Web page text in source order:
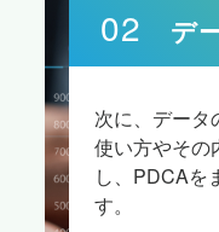
02 デ
次に、データ
使い方やその
し、PDCAを
す。